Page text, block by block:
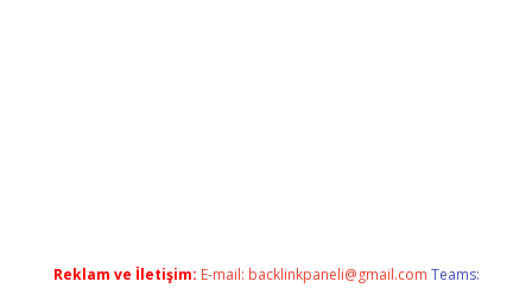
Reklam ve İletişim: E-mail: backlinkpaneli@gmail.com Teams: